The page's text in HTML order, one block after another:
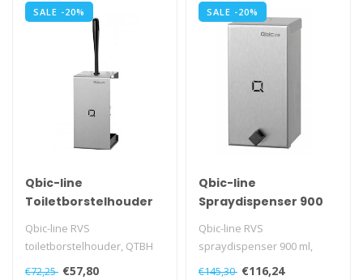
SALE -20%
Qbic-line
Toiletborstelhouder
Qbic-line RVS
toiletborstelhouder, QTBH
€72,25 €57,80
SALE -20%
Qbic-line
Spraydispenser 900
ml
Qbic-line RVS
spraydispenser 900 ml,
QSDR08S SSL
€145,30 €116,24